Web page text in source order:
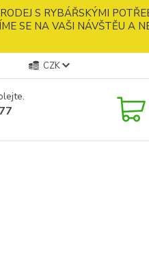
S RYBÁŘSKÝMI
SE NA VAŠI NÁVŠTĚU A
CZK